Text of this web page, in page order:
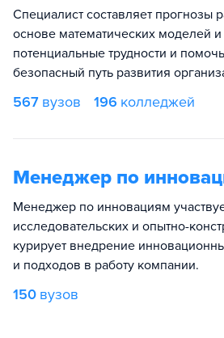
Специалист составляет прогнозы
основе математических моделей
потенциальные трудности и
безопасный путь развития
567 вузов 196 колледжей
Менеджер по
Менеджер по инновациям
исследовательских и опытно-
курирует внедрение
и подходов в работу компании.
150 вузов